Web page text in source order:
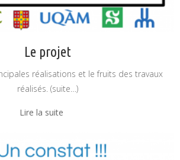
Le projet
réalisations et le fruits des travaux
réalisés. (suite…)
Lire la suite